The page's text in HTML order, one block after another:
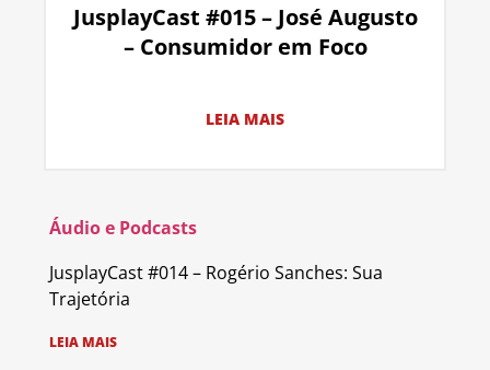
JusplayCast #015 – José Augusto
– Consumidor em Foco
LEIA MAIS
Áudio e Podcasts
JusplayCast #014 – Rogério Sanches: Sua
Trajetória
LEIA MAIS